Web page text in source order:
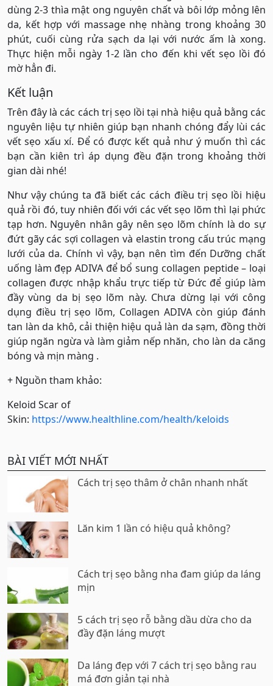
dùng 2-3 thìa mật ong nguyên chất và bôi lớp mỏng lên
da, kết hợp với massage nhẹ nhàng trong khoảng 30
phút, cuối cùng rửa sạch da lại với nước ấm là xong.
Thực hiện mỗi ngày 1-2 lần cho đến khi vết sẹo lồi đó
mờ hẳn đi.
Kết luận
Trên đây là các cách trị sẹo lồi tại nhà hiệu quả bằng các
nguyên liệu tự nhiên giúp bạn nhanh chóng đẩy lùi các
vết sẹo xấu xí. Để có được kết quả như ý muốn thì các
bạn cần kiên trì áp dụng đều đặn trong khoảng thời
gian dài nhé!
Như vậy chúng ta đã biết các cách điều trị sẹo lồi hiệu
quả rồi đó, tuy nhiên đối với các vết sẹo lõm thì lại phức
tạp hơn. Nguyên nhân gây nên sẹo lõm chính là do sự
đứt gãy các sợi collagen và elastin trong cấu trúc mạng
lưới của da. Chính vì vậy, bạn nên tìm đến Dưỡng chất
uống làm đẹp ADIVA để bổ sung collagen peptide – loại
collagen được nhập khẩu trực tiếp từ Đức để giúp làm
đầy vùng da bị sẹo lõm này. Chưa dừng lại với công
dụng điều trị sẹo lõm, Collagen ADIVA còn giúp đánh
tan làn da khô, cải thiện hiệu quả làn da sạm, đồng thời
giúp ngăn ngừa và làm giảm nếp nhăn, cho làn da căng
bóng và mịn màng .
+ Nguồn tham khảo:
Keloid Scar of
Skin: https://www.healthline.com/health/keloids
BÀI VIẾT MỚI NHẤT
Cách trị sẹo thâm ở chân nhanh nhất
Lăn kim 1 lần có hiệu quả không?
Cách trị sẹo bằng nha đam giúp da láng
mịn
5 cách trị sẹo rỗ bằng dầu dừa cho da
đầy đặn láng mượt
Da láng đẹp với 7 cách trị sẹo bằng rau
má đơn giản tại nhà